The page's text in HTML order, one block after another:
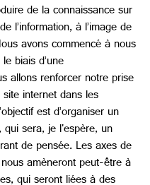
de la connaissance sur
l’information, à l’image de
avons commencé à nous
biais d’une
allons renforcer notre prise
internet dans les
est d’organiser un
sera, je l'espère, un
de pensée. Les axes de
amèneront peut-être à